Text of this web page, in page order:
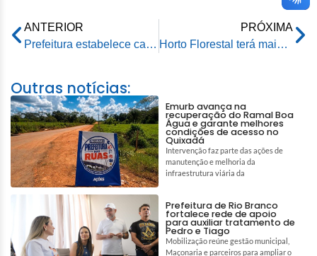
ANTERIOR
Prefeitura estabelece calendário de pagamentos para 2025, priorizando servidores e economia local
PRÓXIMA
Horto Florestal terá mais câmeras, policiamento e controle de acesso ao parque
Outras notícias:
Emurb avança na
recuperação do Ramal Boa
Água e garante melhores
condições de acesso no
Quixadá
Intervenção faz parte das ações de
manutenção e melhoria da
infraestrutura viária da
Prefeitura de Rio Branco
fortalece rede de apoio
para auxiliar tratamento de
Pedro e Tiago
Mobilização reúne gestão municipal,
Maçonaria e parceiros para ampliar o